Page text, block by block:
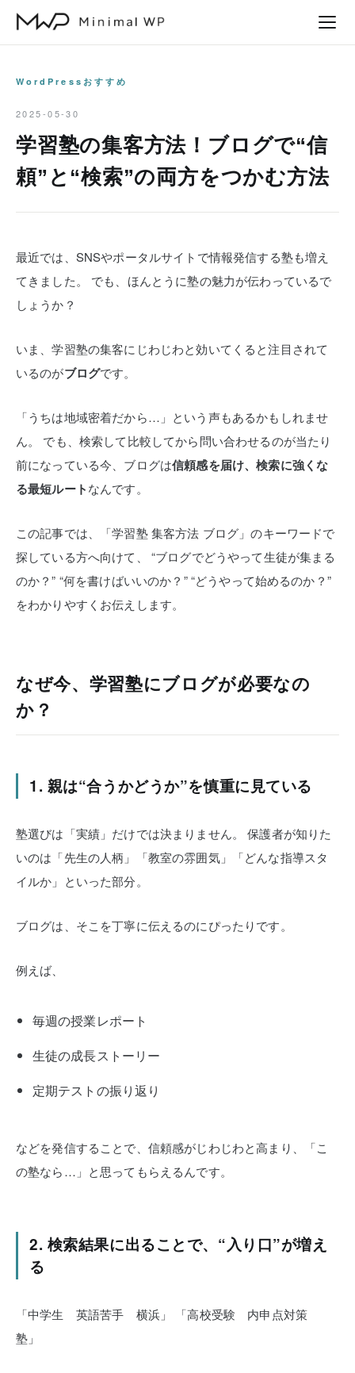
WordPressおすすめ
2025-05-30
学習塾の集客方法！ブログで“信
頼”と“検索”の両方をつかむ方法
最近では、SNSやポータルサイトで情報発信する塾も増え
てきました。
でも、ほんとうに塾の魅力が伝わっているで
しょうか？
いま、学習塾の集客にじわじわと効いてくると注目されて
いるのがブログです。
「うちは地域密着だから…」という声もあるかもしれませ
ん。
でも、検索して比較してから問い合わせるのが当たり
前になっている今、ブログは信頼感を届け、検索に強くな
る最短ルートなんです。
この記事では、「学習塾 集客方法 ブログ」のキーワードで
探している方へ向けて、
“ブログでどうやって生徒が集まる
のか？” “何を書けばいいのか？”“どうやって始めるのか？”
をわかりやすくお伝えします。
なぜ今、学習塾にブログが必要なの
か？
1. 親は“合うかどうか”を慎重に見ている
塾選びは「実績」だけでは決まりません。
保護者が知りた
いのは「先生の人柄」「教室の雰囲気」「どんな指導スタ
イルか」といった部分。
ブログは、そこを丁寧に伝えるのにぴったりです。
例えば、
毎週の授業レポート
生徒の成長ストーリー
定期テストの振り返り
などを発信することで、信頼感がじわじわと高まり、「こ
の塾なら…」と思ってもらえるんです。
2. 検索結果に出ることで、“入り口”が増え
る
「中学生 英語苦手 横浜」
「高校受験 内申点対策
塾」